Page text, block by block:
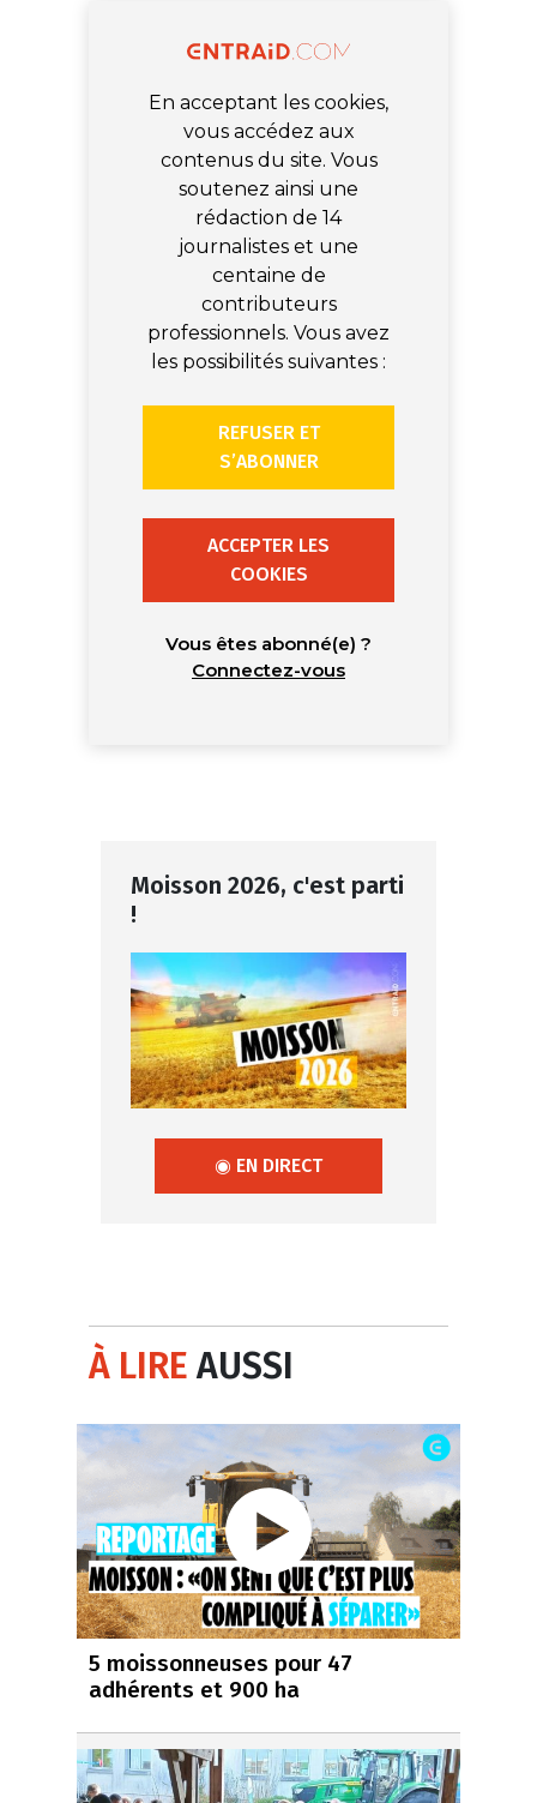
En acceptant les cookies,
vous accédez aux
contenus du site. Vous
soutenez ainsi une
rédaction de 14
journalistes et une
centaine de
contributeurs
professionnels. Vous avez
les possibilités suivantes :
REFUSER ET
S’ABONNER
ACCEPTER LES
COOKIES
Vous êtes abonné(e) ?
Connectez-vous
Moisson 2026, c'est parti
!
◉ EN DIRECT
À LIREAUSSI
5 moissonneuses pour 47
adhérents et 900 ha